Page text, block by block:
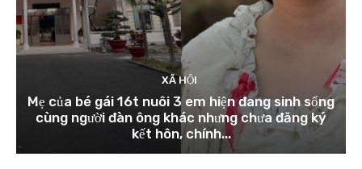
XÃ HỘI
Mẹ của bé gái 16t nuôi 3 em hiện đang sinh sống
cùng người đàn ông khác nhưng chưa đăng ký
kết hôn, chính...